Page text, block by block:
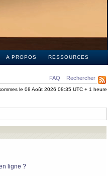
A PROPOS RESSOURCES
FAQ Rechercher
le 08 Août 2026 08:35 UTC + 1 heure
ligne ?